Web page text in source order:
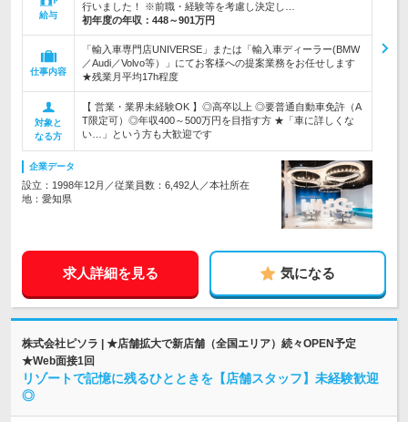
給与
行いました！ ※前職・経験等を考慮し決定し…
初年度の年収： 448～901万円
仕事内容
「輸入車専門店UNIVERSE」または「輸入車ディーラー(BMW
／Audi／Volvo等）」にてお客様への提案業務をお任せします
★残業月平均17h程度
対象と
なる方
【 営業・業界未経験OK 】◎高卒以上 ◎要普通自動車免許（A
T限定可）◎年収400～500万円を目指す方 ★「車に詳しくな
い…」という方も大歓迎です
企業データ
設立：1998年12月／従業員数：6,492人／本社所在
地：愛知県
求人詳細を見る 気になる
株式会社ピソラ | ★店舗拡大で新店舗（全国エリア）続々OPEN予定
★Web面接1回
リゾートで記憶に残るひとときを【店舗スタッフ】未経験歓迎
◎